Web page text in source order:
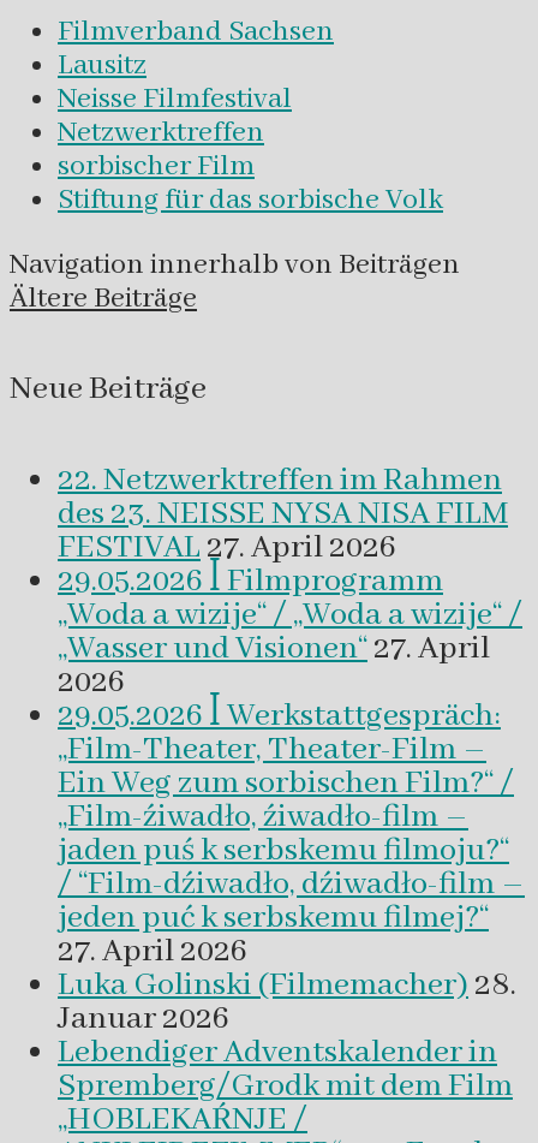
Filmverband Sachsen
Lausitz
Neisse Filmfestival
Netzwerktreffen
sorbischer Film
Stiftung für das sorbische Volk
Navigation innerhalb von Beiträgen
Ältere Beiträge
Neue Beiträge
22. Netzwerktreffen im Rahmen
des 23. NEISSE NYSA NISA FILM
FESTIVAL 27. April 2026
29.05.2026 ꟾ Filmprogramm
„Woda a wizije“ / „Woda a wizije“ /
„Wasser und Visionen“27. April
2026
29.05.2026 ꟾ Werkstattgespräch:
„Film-Theater, Theater-Film –
Ein Weg zum sorbischen Film?“ /
„Film-źiwadło, źiwadło-film –
jaden puś k serbskemu filmoju?“
/ “Film-dźiwadło, dźiwadło-film –
jeden puć k serbskemu filmej?“
27. April 2026
Luka Golinski (Filmemacher) 28.
Januar 2026
Lebendiger Adventskalender in
Spremberg/Grodk mit dem Film
„HOBLEKAŔNJE /